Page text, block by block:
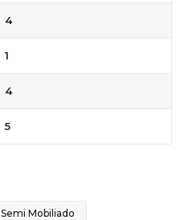
4
1
4
5
Semi Mobiliado